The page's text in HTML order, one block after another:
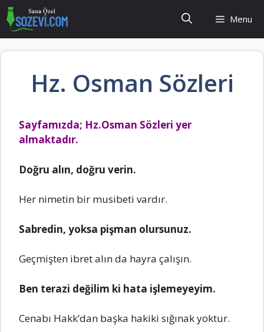
İçeriğe
atla
Menu
Hz. Osman Sözleri
Sayfamızda; Hz.Osman Sözleri yer
almaktadır.
Doğru alın, doğru verin.
Her nimetin bir musibeti vardır.
Sabredin, yoksa pişman olursunuz.
Geçmişten ibret alın da hayra çalışın.
Ben terazi değilim ki hata işlemeyeyim.
Cenabı Hakk’dan başka hakiki sığınak yoktur.